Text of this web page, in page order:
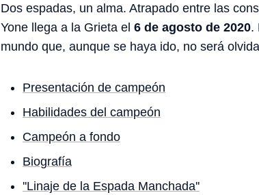
Dos espadas, un alma. Atrapado entre las
Yone llega a la Grieta el 6 de agosto de 2020.
mundo que, aunque se haya ido, no será
Presentación de campeón
Habilidades del campeón
Campeón a fondo
Biografía
''Linaje de la Espada Manchada''